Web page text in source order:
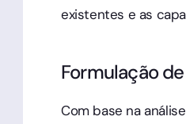
existentes e as
Formulação
Com base na